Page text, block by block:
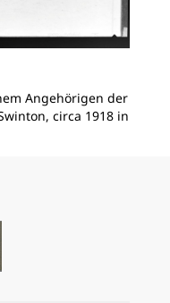
Angehörigen der
circa 1918 in